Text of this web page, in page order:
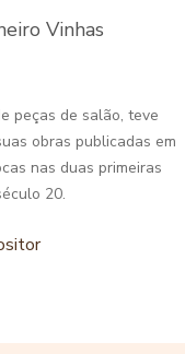
Vinhas
peças de salão, teve
obras publicadas em
nas duas primeiras
20.